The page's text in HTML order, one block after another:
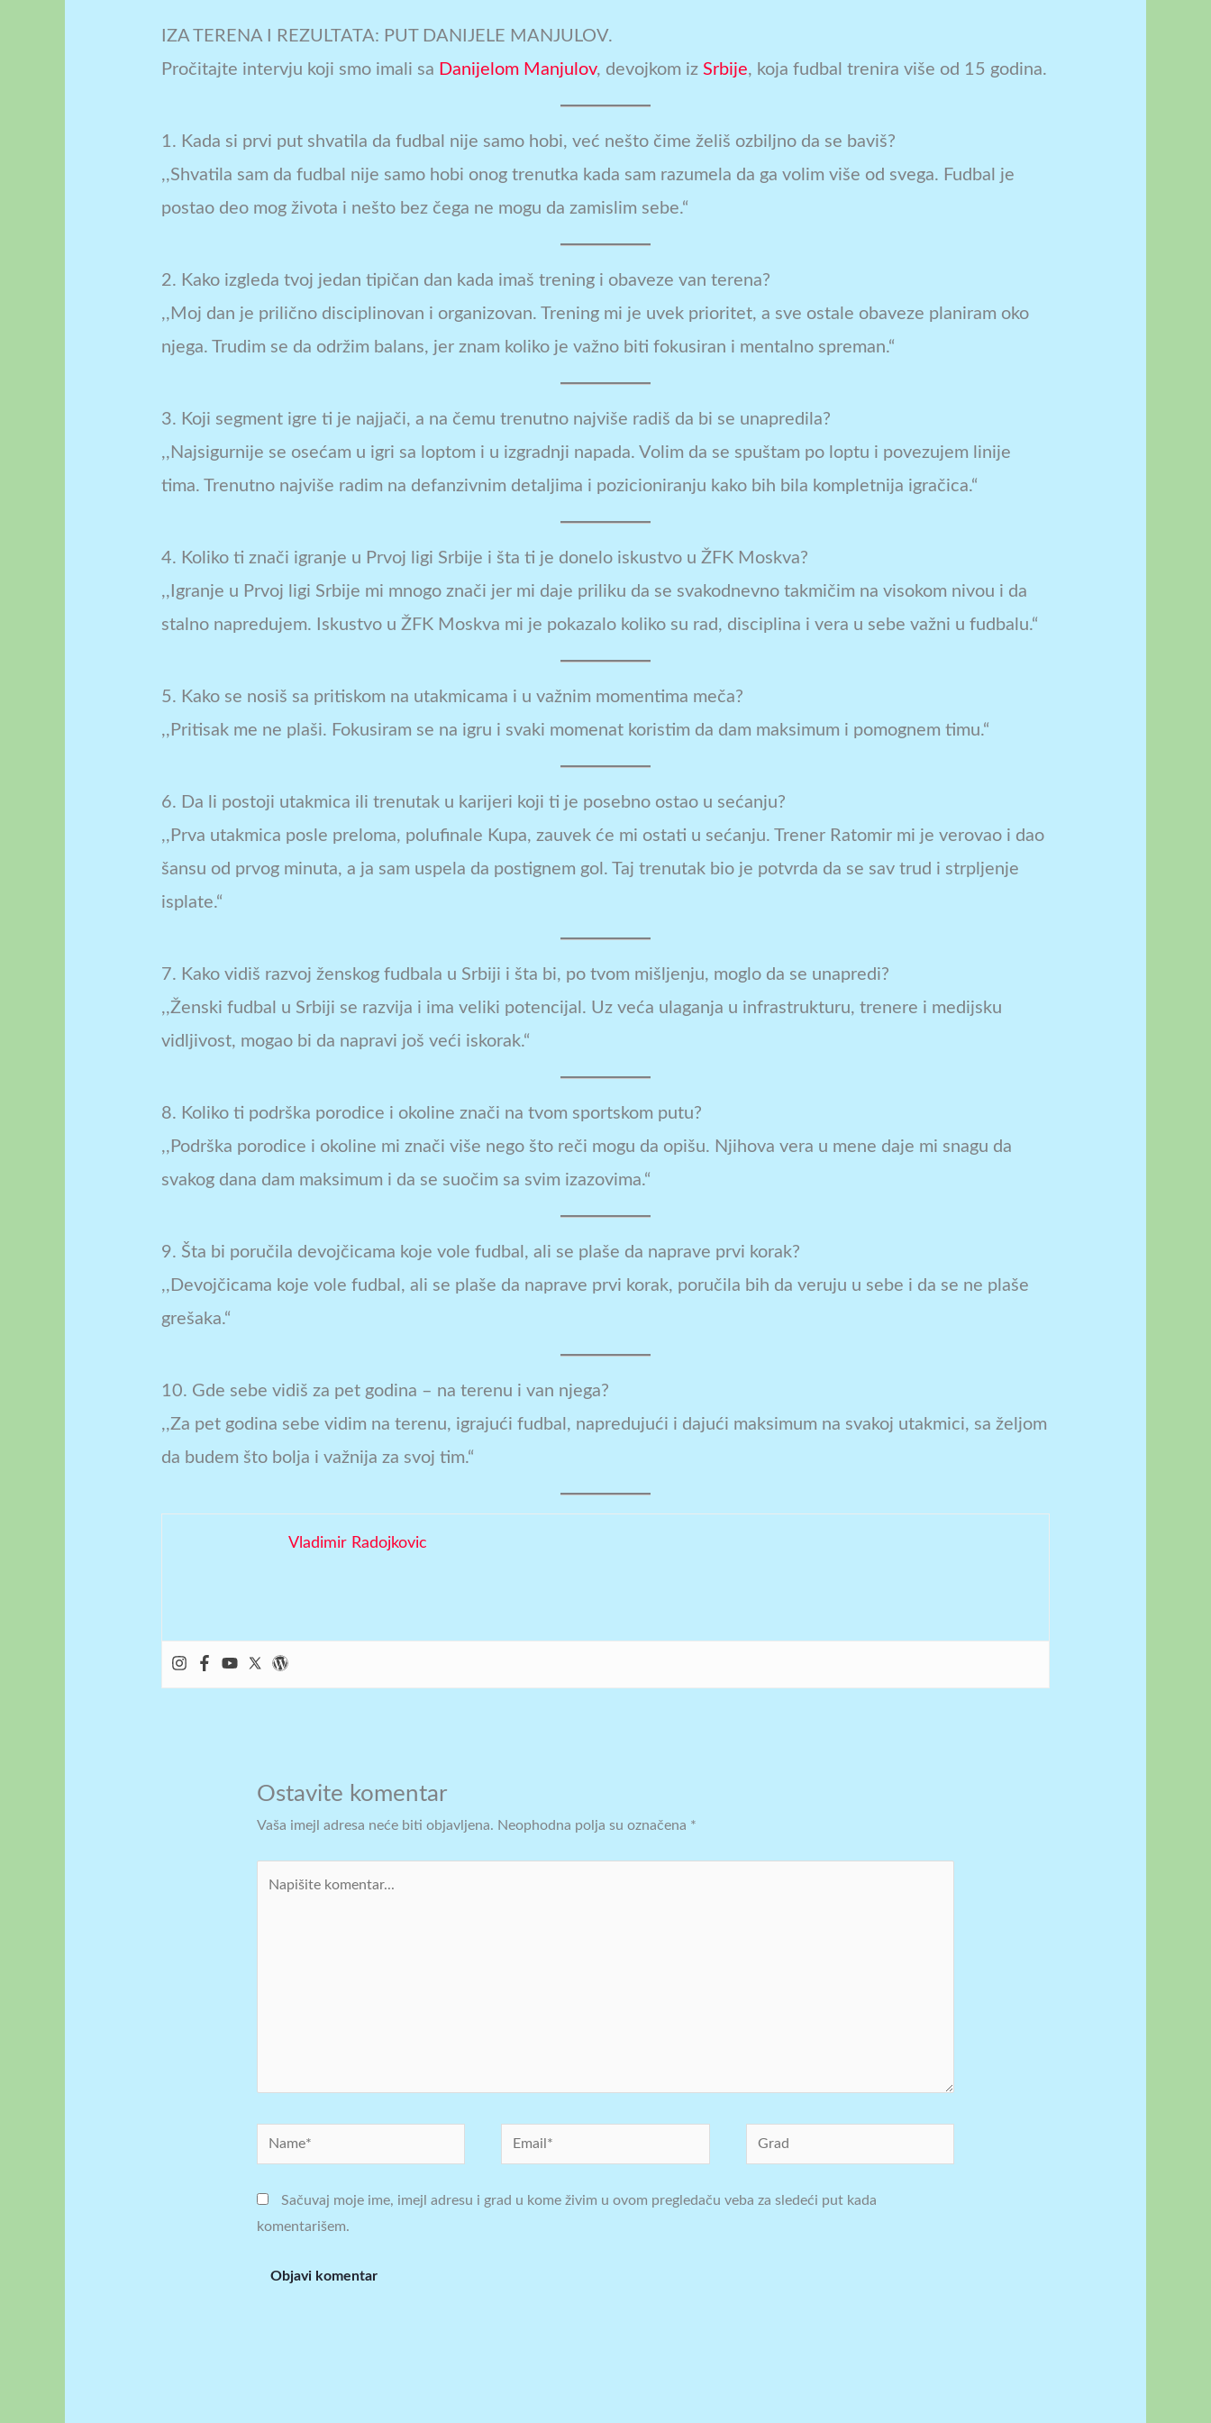
IZA TERENA I REZULTATA: PUT DANIJELE MANJULOV.
Pročitajte intervju koji smo imali sa Danijelom Manjulov, devojkom iz Srbije, koja fudbal trenira više od 15 godina.
1. Kada si prvi put shvatila da fudbal nije samo hobi, već nešto čime želiš ozbiljno da se baviš?
,,Shvatila sam da fudbal nije samo hobi onog trenutka kada sam razumela da ga volim više od svega. Fudbal je
postao deo mog života i nešto bez čega ne mogu da zamislim sebe.“
2. Kako izgleda tvoj jedan tipičan dan kada imaš trening i obaveze van terena?
,,Moj dan je prilično disciplinovan i organizovan. Trening mi je uvek prioritet, a sve ostale obaveze planiram oko
njega. Trudim se da održim balans, jer znam koliko je važno biti fokusiran i mentalno spreman.“
3. Koji segment igre ti je najjači, a na čemu trenutno najviše radiš da bi se unapredila?
,,Najsigurnije se osećam u igri sa loptom i u izgradnji napada. Volim da se spuštam po loptu i povezujem linije
tima. Trenutno najviše radim na defanzivnim detaljima i pozicioniranju kako bih bila kompletnija igračica.“
4. Koliko ti znači igranje u Prvoj ligi Srbije i šta ti je donelo iskustvo u ŽFK Moskva?
,,Igranje u Prvoj ligi Srbije mi mnogo znači jer mi daje priliku da se svakodnevno takmičim na visokom nivou i da
stalno napredujem. Iskustvo u ŽFK Moskva mi je pokazalo koliko su rad, disciplina i vera u sebe važni u fudbalu.“
5. Kako se nosiš sa pritiskom na utakmicama i u važnim momentima meča?
,,Pritisak me ne plaši. Fokusiram se na igru i svaki momenat koristim da dam maksimum i pomognem timu.“
6. Da li postoji utakmica ili trenutak u karijeri koji ti je posebno ostao u sećanju?
,,Prva utakmica posle preloma, polufinale Kupa, zauvek će mi ostati u sećanju. Trener Ratomir mi je verovao i dao
šansu od prvog minuta, a ja sam uspela da postignem gol. Taj trenutak bio je potvrda da se sav trud i strpljenje
isplate.“
7. Kako vidiš razvoj ženskog fudbala u Srbiji i šta bi, po tvom mišljenju, moglo da se unapredi?
,,Ženski fudbal u Srbiji se razvija i ima veliki potencijal. Uz veća ulaganja u infrastrukturu, trenere i medijsku
vidljivost, mogao bi da napravi još veći iskorak.“
8. Koliko ti podrška porodice i okoline znači na tvom sportskom putu?
,,Podrška porodice i okoline mi znači više nego što reči mogu da opišu. Njihova vera u mene daje mi snagu da
svakog dana dam maksimum i da se suočim sa svim izazovima.“
9. Šta bi poručila devojčicama koje vole fudbal, ali se plaše da naprave prvi korak?
,,Devojčicama koje vole fudbal, ali se plaše da naprave prvi korak, poručila bih da veruju u sebe i da se ne plaše
grešaka.“
10. Gde sebe vidiš za pet godina – na terenu i van njega?
,,Za pet godina sebe vidim na terenu, igrajući fudbal, napredujući i dajući maksimum na svakoj utakmici, sa željom
da budem što bolja i važnija za svoj tim.“
Vladimir Radojkovic
Ostavite komentar
Vaša imejl adresa neće biti objavljena. Neophodna polja su označena *
Name* Email* Grad
Sačuvaj moje ime, imejl adresu i grad u kome živim u ovom pregledaču veba za sledeći put kada
komentarišem.